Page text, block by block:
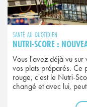
SANTÉ AU QUOTIDIEN
NUTRI-SCORE :
Vous l'avez déjà vu sur
vos plats préparés. Ce
rouge, c'est le Nutri-
changé et avec lui,